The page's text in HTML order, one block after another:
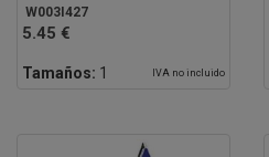
W003I427
5.45 €
Tamaños: 1 IVA no incluido